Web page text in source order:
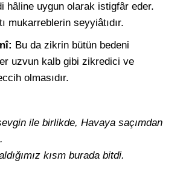
hâline uygun olarak istigfâr eder.
mukarreblerin seyyiâtıdır.
Bu da zikrin bütün bedeni
uzvun kalb gibi zikredici ve
olmasıdır.
ile birlikde, Havaya saçımdan
kısm burada bitdi.